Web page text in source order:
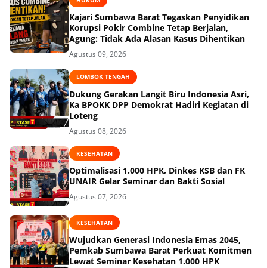
Kajari Sumbawa Barat Tegaskan Penyidikan
Korupsi Pokir Combine Tetap Berjalan,
Agung: Tidak Ada Alasan Kasus Dihentikan
Agustus 09, 2026
LOMBOK TENGAH
Dukung Gerakan Langit Biru Indonesia Asri,
Ka BPOKK DPP Demokrat Hadiri Kegiatan di
Loteng
Agustus 08, 2026
KESEHATAN
Optimalisasi 1.000 HPK, Dinkes KSB dan FK
UNAIR Gelar Seminar dan Bakti Sosial
Agustus 07, 2026
KESEHATAN
Wujudkan Generasi Indonesia Emas 2045,
Pemkab Sumbawa Barat Perkuat Komitmen
Lewat Seminar Kesehatan 1.000 HPK